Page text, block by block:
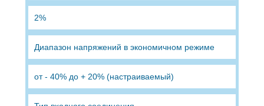
2%
Диапазон напряжений в экономичном режиме
от - 40% до + 20% (настраиваемый)